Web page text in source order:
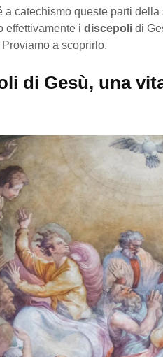
a catechismo queste parti
effettivamente i discepoli di
a scoprirlo.
di Gesù, una